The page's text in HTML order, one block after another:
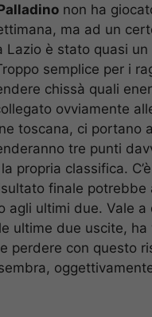
non ha
ma ad un
Lazio è stato quasi un
semplice per i
chissà quali
ovviamente
toscana, ci portano
tre punti
propria classifica.
finale potrebbe
agli ultimi due. Vale a
ultime due uscite, ha
perdere con questo